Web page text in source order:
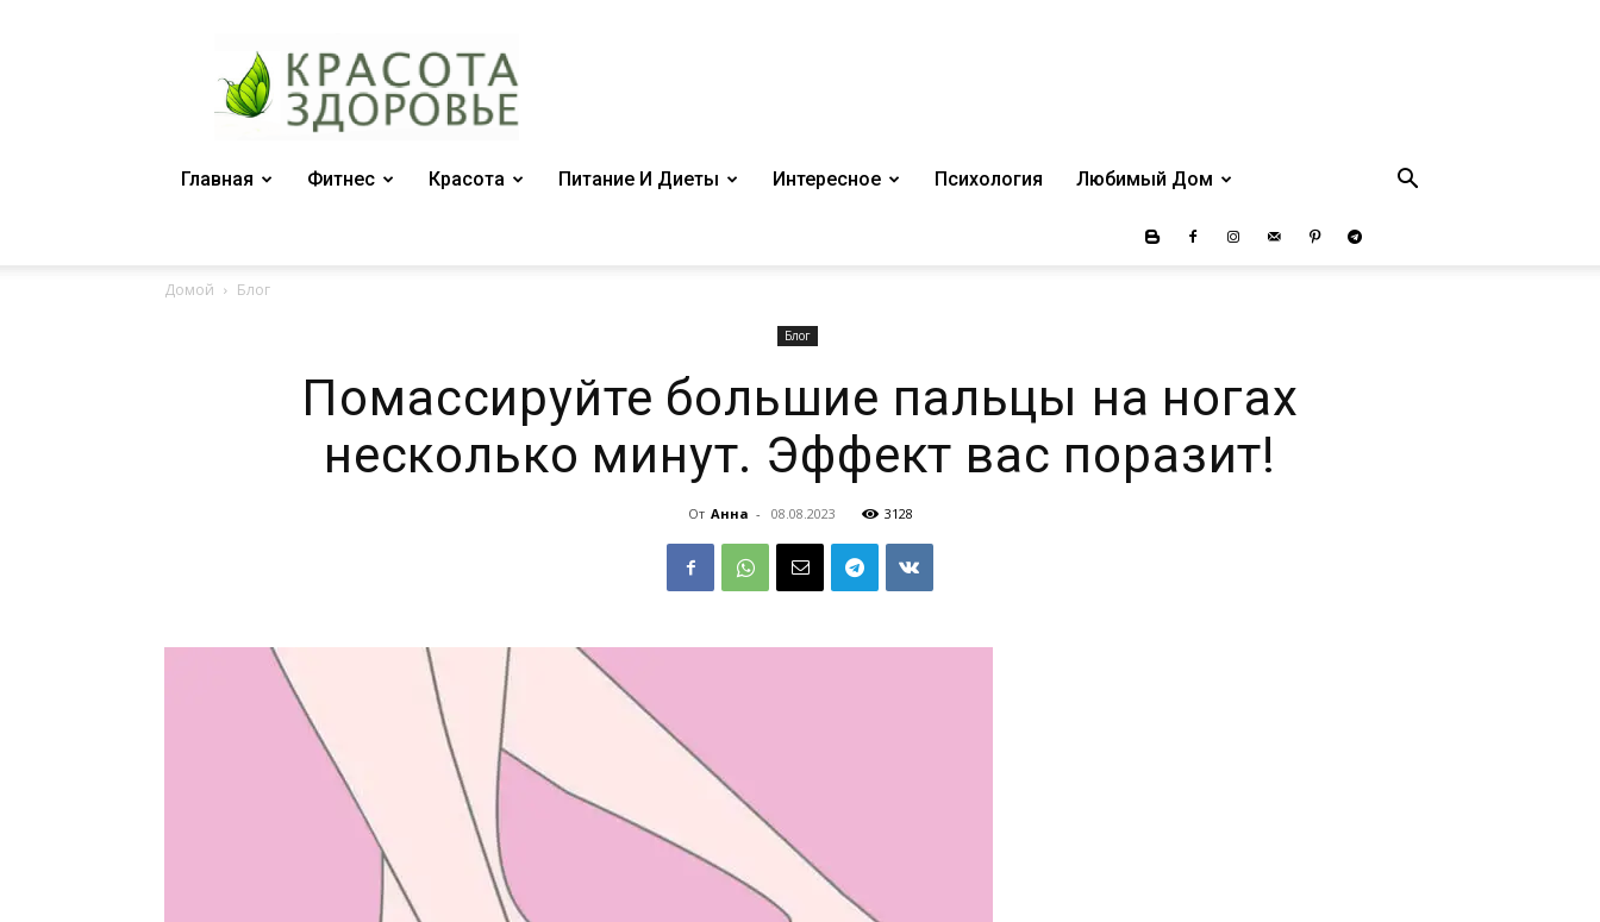
журнал
"Красота
и
Главная
Фитнес Красота Питание И Диеты Интересное Психология Любимый Дом
Домой Блог
Блог
Помассируйте большие пальцы на ногах
несколько минут. Эффект вас поразит!
От Анна - 08.08.2023 3128